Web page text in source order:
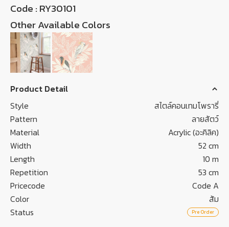
Code : RY30101
Other Available Colors
Product Detail
Style
สไตล์คอนเทมโพรารี่
Pattern
ลายสัตว์
Material
Acrylic (อะคิลิค)
Width
52 cm
Length
10 m
Repetition
53 cm
Pricecode
Code A
Color
ส้ม
Status
Pre Order